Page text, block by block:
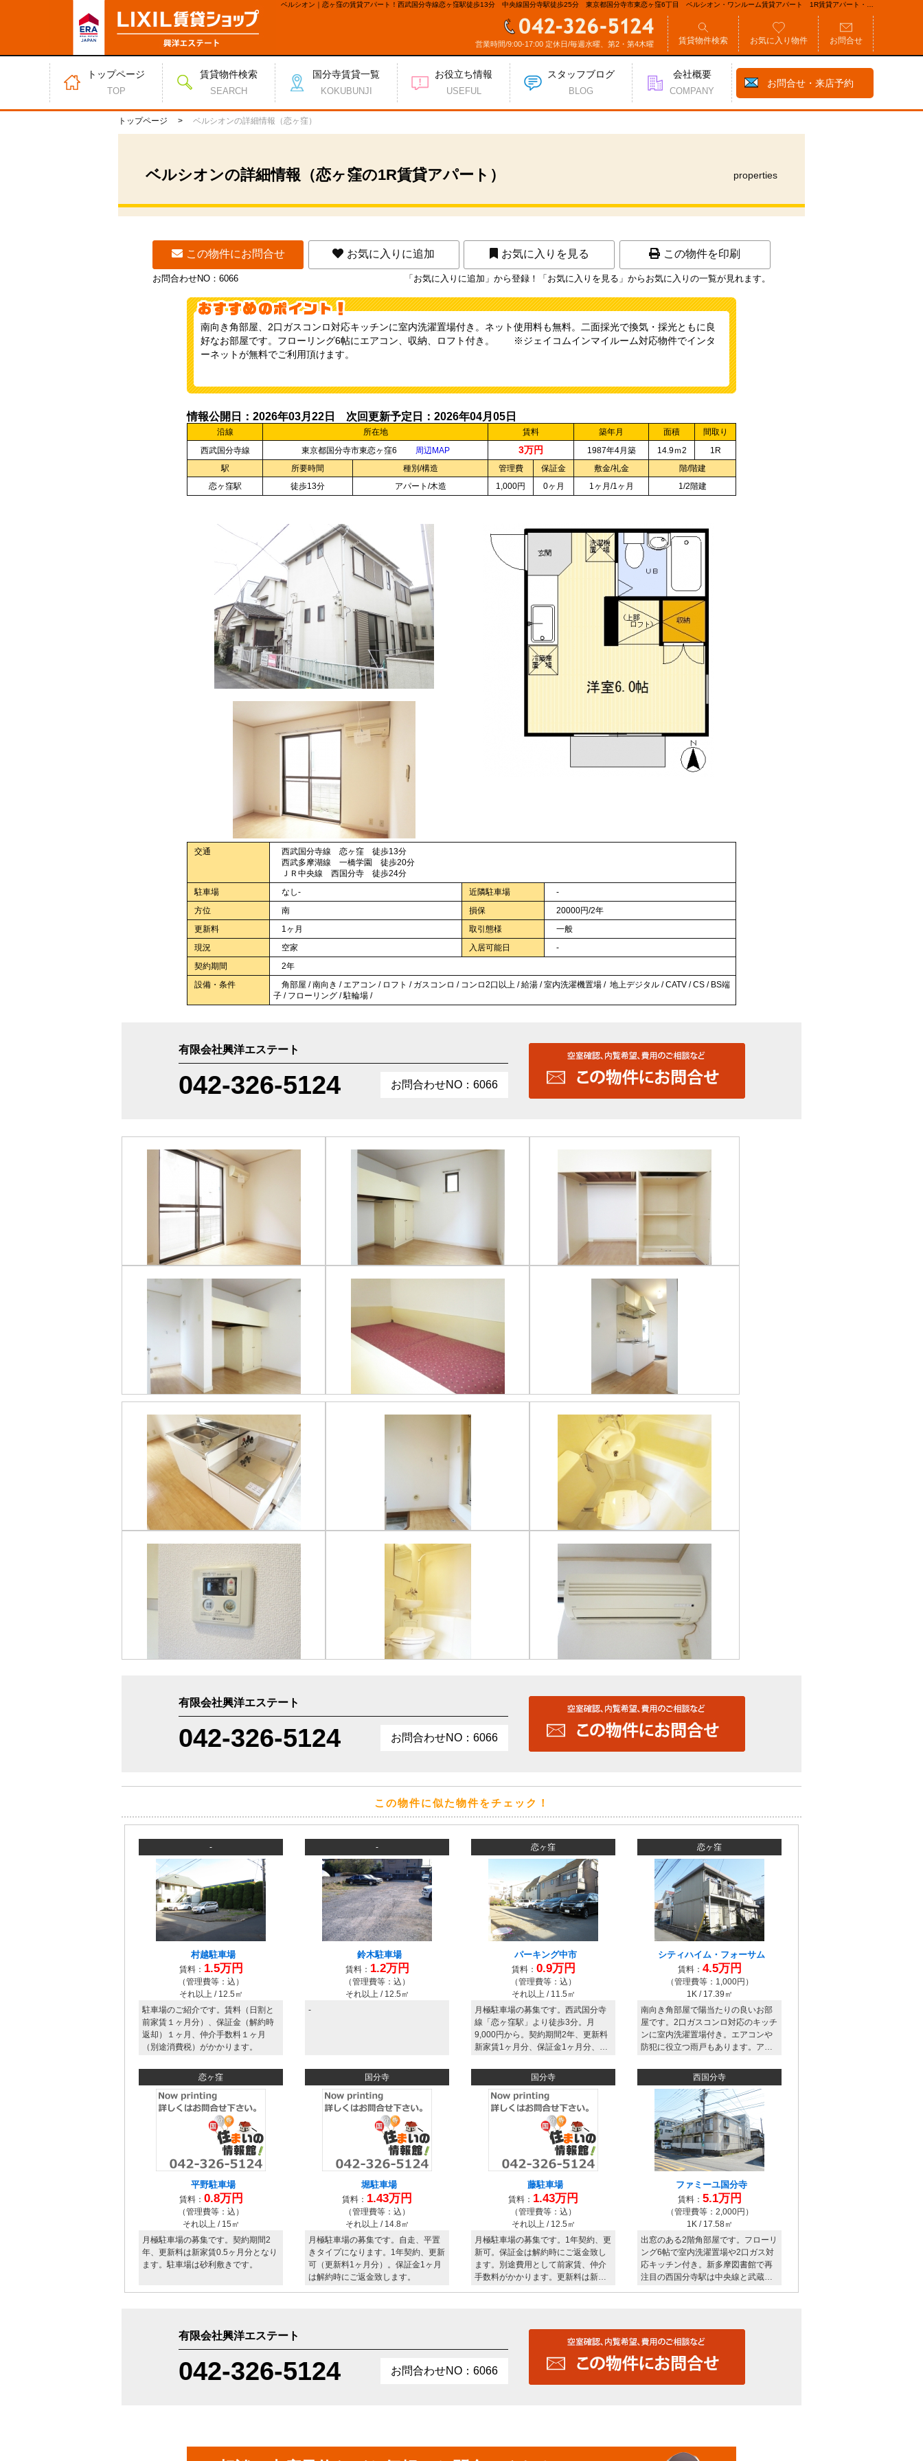
ベルシオン｜恋ヶ窪の賃貸アパート！西武国分寺線恋ヶ窪駅徒歩13分 中央線国分寺駅徒歩25分 東京都国分寺市東恋ヶ窪6丁目 ベルシオン・ワンルーム賃貸アパート 1R賃貸アパート・南
洋エステート
営業時間/9:00-17:00 定休日/毎週水曜、第2・第4木曜 賃貸物件検索 お気に入り物件 お問合せ
トップページ
TOP
賃貸物件検索
SEARCH
国分寺賃貸一覧
KOKUBUNJI
お役立ち情報
USEFUL
スタッフブログ
BLOG
会社概要
COMPANY
お問合せ・来店予約
トップページ ベルシオンの詳細情報（恋ヶ窪）
ベルシオンの詳細情報（恋ヶ窪の1R賃貸アパート） properties
この物件にお問合せ お気に入りに追加 お気に入りを見る この物件を印刷
お問合わせNO：6066 「お気に入りに追加」から登録！「お気に入りを見る」からお気に入りの一覧が見れます。
南向き角部屋、2口ガスコンロ対応キッチンに室内洗濯置場付き。ネット使用料も無料。二面採光で換気・採光ともに良
好なお部屋です。フローリング6帖にエアコン、収納、ロフト付き。 ※ジェイコムインマイルーム対応物件でインタ
ーネットが無料でご利用頂けます。
情報公開日：2026年03月22日 次回更新予定日：2026年04月05日
沿線 所在地 賃料 築年月 面積
間取り
西武国分寺線
東京都国分寺市東恋ヶ窪6 周辺MAP 3万円 1987年4月築 14.9ｍ2
1R
駅
所要時間 種別/構造 管理費 保証金 敷金/礼金
階/階建
恋ヶ窪駅
徒歩13分 アパート/木造 1,000円 0ヶ月 1ヶ月/1ヶ月 1/2階建
交通
西武国分寺線 恋ヶ窪 徒歩13分
西武多摩湖線 一橋学園 徒歩20分
ＪＲ中央線 西国分寺 徒歩24分
駐車場
なし- 近隣駐車場
-
方位
南 損保
20000円/2年
更新料
1ヶ月 取引態様
一般
現況
空家 入居可能日
-
契約期間
2年
設備・条件
角部屋 / 南向き / エアコン / ロフト / ガスコンロ / コンロ2口以上 / 給湯 / 室内洗濯機置場 / 地上デジタル / CATV / CS / BS端
子 / フローリング / 駐輪場 /
有限会社興洋エステート
042-326-5124 お問合わせNO：6066
有限会社興洋エステート
042-326-5124 お問合わせNO：6066
この物件に似た物件をチェック！
有限会社興洋エステート
042-326-5124 お問合わせNO：6066